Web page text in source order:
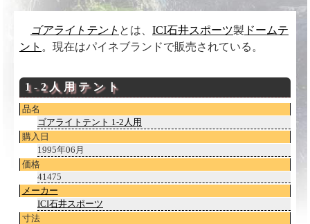
ゴアライトテント とは、 ICI石井スポーツ製 ドームテ
ント 。現在はパイネブランドで販売されている。
1-2人用テント
品名
ゴアライトテント 1-2人用
購入日
1995年06月
価格
41475
メーカー
ICI石井スポーツ
寸法